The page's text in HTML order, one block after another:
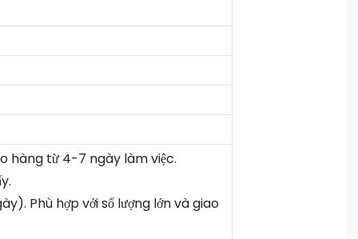
hàng từ 4-7 ngày làm việc.
Phù hợp với số lượng lớn và giao